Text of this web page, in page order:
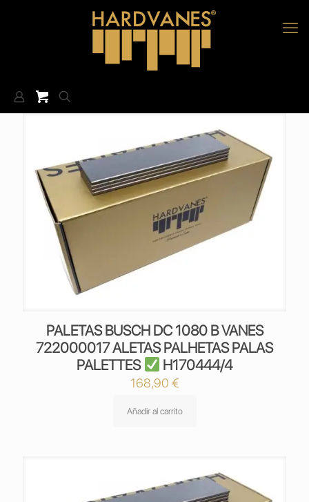
PALETAS BUSCH DC 1080 B VANES
722000017 ALETAS PALHETAS PALAS
PALETTES
H170444/4
168,90 €
Añadir al carrito